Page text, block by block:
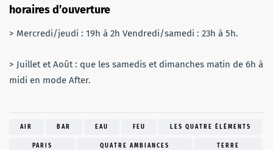
horaires d’ouverture
> Mercredi/jeudi : 19h à 2h Vendredi/samedi : 23h à 5h.
> Juillet et Août : que les samedis et dimanches matin de 6h à
midi en mode After.
AIR BAR EAU FEU LES QUATRE ÉLÉMENTS
PARIS QUATRE AMBIANCES TERRE